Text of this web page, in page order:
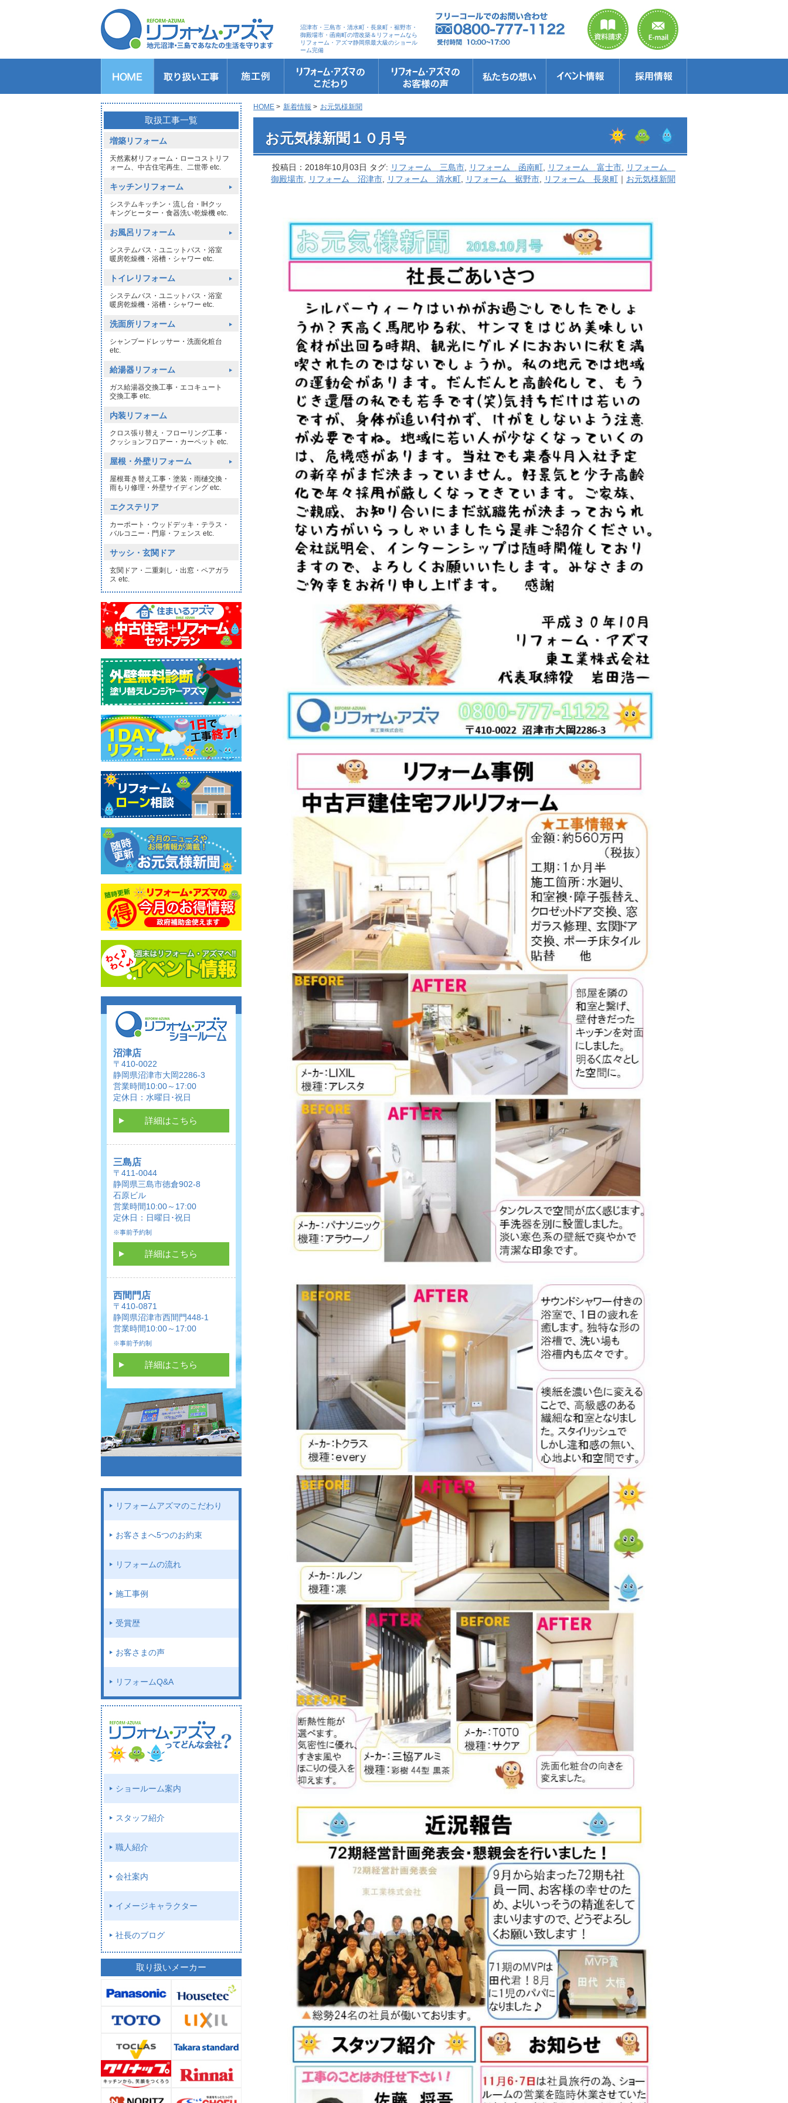
沼津市・三島市・清水町・長泉町・裾野市・
御殿場市・函南町の増改築＆リフォームなら
リフォーム・アズマ静岡県最大級のショール
ーム完備
キッチンのリフォーム
バスルームのリフォーム
トイレのリフォーム
洗面所のリフォーム
給湯器交換
窓リフォーム
玄関リフォーム
1DAYリフォーム
外壁・屋根塗装 リフォーム・アズマのこだわり
お客さまへの5つのお約束
リフォームの流れ
リフォームQ&A
安心保証
リフォームローン相談
HOME > 新着情報 > お元気様新聞
> お元気様新聞１０月号
お元気様新聞１０月号
投稿日：2018年10月03日 タグ: リフォーム 三島市 リフォーム 函南町 リフォーム 富士市
リフォーム
御殿場市
リフォーム 沼津市 リフォーム 清水町 リフォーム 裾野市 リフォーム 長泉町 ｜ お元気様新聞
取扱工事一覧
増築リフォーム
天然素材リフォーム・ローコストリフ
ォーム、中古住宅再生、二世帯 etc.
キッチンリフォーム
システムキッチン・流し台・IHクッ
キングヒーター・食器洗い乾燥機 etc.
お風呂リフォーム
システムバス・ユニットバス・浴室
暖房乾燥機・浴槽・シャワー etc.
トイレリフォーム
システムバス・ユニットバス・浴室
暖房乾燥機・浴槽・シャワー etc.
洗面所リフォーム
シャンプードレッサー・洗面化粧台
etc.
給湯器リフォーム
ガス給湯器交換工事・エコキュート
交換工事 etc.
内装リフォーム
クロス張り替え・フローリング工事・
クッションフロアー・カーペット etc.
屋根・外壁リフォーム
屋根葺き替え工事・塗装・雨樋交換・
雨もり修理・外壁サイディング etc.
エクステリア
カーポート・ウッドデッキ・テラス・
バルコニー・門扉・フェンス etc.
サッシ・玄関ドア
玄関ドア・二重刺し・出窓・ペアガラ
ス etc.
沼津店
〒410-0022
静岡県沼津市大岡2286-3
営業時間10:00～17:00
定休日：水曜日･祝日
詳細はこちら
三島店
〒411-0044
静岡県三島市徳倉902-8
石原ビル
営業時間10:00～17:00
定休日：日曜日･祝日
※事前予約制
詳細はこちら
西間門店
〒410-0871
静岡県沼津市西間門448-1
営業時間10:00～17:00
※事前予約制
詳細はこちら
リフォームアズマのこだわり
お客さまへ5つのお約束
リフォームの流れ
施工事例
受賞歴
お客さまの声
リフォームQ&A
ショールーム案内
スタッフ紹介
職人紹介
会社案内
イメージキャラクター
社長のブログ
取り扱いメーカー